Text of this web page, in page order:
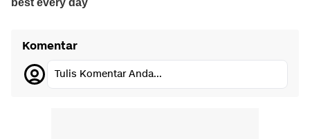
Komentar
Tulis Komentar Anda...